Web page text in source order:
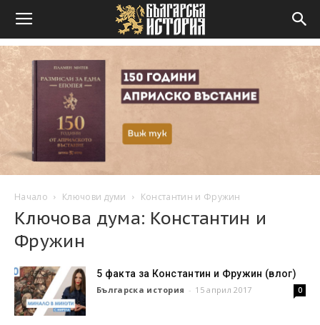
Начало Ключови думи Константин и Фружин
Ключова дума: Константин и
Фружин
5 факта за Константин и Фружин (влог)
Българска история - 15 април 2017 0